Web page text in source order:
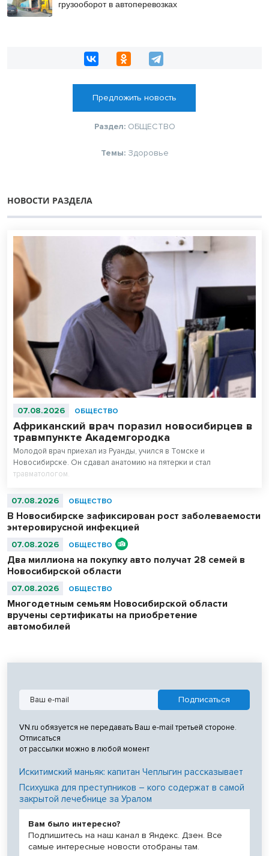
грузооборот в автоперевозках
Предложить новость
Раздел: ОБЩЕСТВО
Темы: Здоровье
НОВОСТИ РАЗДЕЛА
07.08.2026 ОБЩЕСТВО
Африканский врач поразил новосибирцев в
травмпункте Академгородка
Молодой врач приехал из Руанды, учился в Томске и
Новосибирске. Он сдавал анатомию на пятерки и стал
травматологом.
07.08.2026 ОБЩЕСТВО
В Новосибирске зафиксирован рост заболеваемости
энтеровирусной инфекцией
07.08.2026 ОБЩЕСТВО
Два миллиона на покупку авто получат 28 семей в
Новосибирской области
07.08.2026 ОБЩЕСТВО
Многодетным семьям Новосибирской области
вручены сертификаты на приобретение
автомобилей
VN.ru обязуется не передавать Ваш e-mail третьей стороне.
Отписаться
от рассылки можно в любой момент
Искитимский маньяк: капитан Чеплыгин рассказывает
Психушка для преступников – кого содержат в самой
закрытой лечебнице за Уралом
Вам было интересно?
Подпишитесь на наш канал в Яндекс. Дзен. Все
самые интересные новости отобраны там.